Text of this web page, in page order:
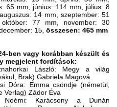
65 mm, június: 114 mm, július: 8
14 mm, szeptember: 51
77 mm, november: 30
15, összesen: 465 mm
ben vagy korábban készült és
megjelent fordítások:
László: Megy a világ
Brak) Gabriela Magová
Dóra: Emma csöndje (németül,
Verlag) Zádor Éva
Noémi: Karácsony a Dunán